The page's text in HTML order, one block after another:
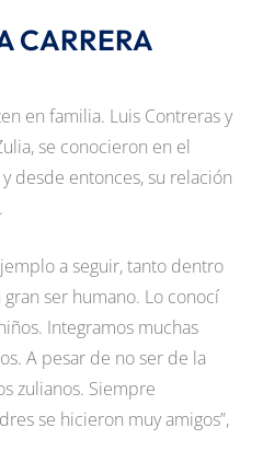
CARRERA
en familia. Luis Contreras y
se conocieron en el
desde entonces, su relación
a seguir, tanto dentro
ser humano. Lo conocí
Integramos muchas
A pesar de no ser de la
zulianos. Siempre
se hicieron muy amigos”,